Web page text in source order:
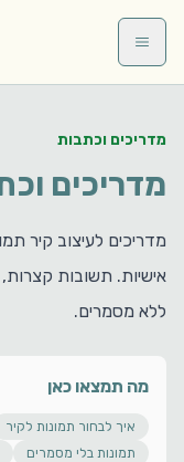
מדריכים וכתבות
מדריכים
מדריכים לעיצוב קיר
אישיות. תשובות
ללא מסמרים.
מה תמצאו כאן
איך לבחור תמונות לקיר
תמונות בלי מסמרים